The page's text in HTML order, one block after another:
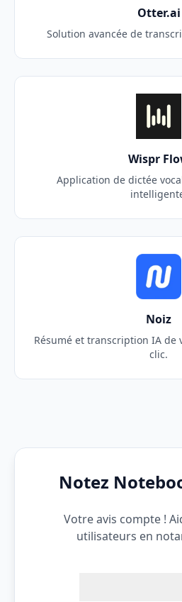
Otter.ai
Solution avancée de
Wispr
Application de dictée
Noiz
Résumé et transcription IA de
clic.
Notez
Votre avis compte !
utilisateurs en